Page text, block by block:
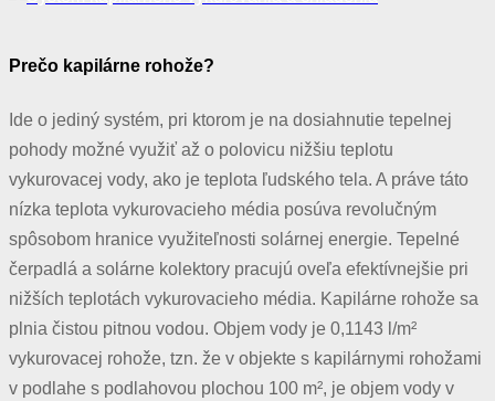
Prečo kapilárne rohože?
Ide o jediný systém, pri ktorom je na dosiahnutie tepelnej
pohody možné využiť až o polovicu nižšiu teplotu
vykurovacej vody, ako je teplota ľudského tela. A práve táto
nízka teplota vykurovacieho média posúva revolučným
spôsobom hranice využiteľnosti solárnej energie. Tepelné
čerpadlá a solárne kolektory pracujú oveľa efektívnejšie pri
nižších teplotách vykurovacieho média. Kapilárne rohože sa
plnia čistou pitnou vodou. Objem vody je 0,1143 l/m²
vykurovacej rohože, tzn. že v objekte s kapilárnymi rohožami
v podlahe s podlahovou plochou 100 m², je objem vody v